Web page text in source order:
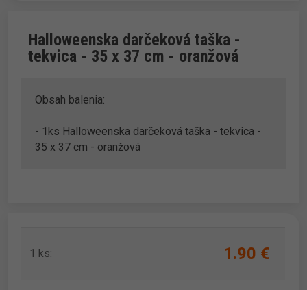
Halloweenska darčeková taška -
tekvica - 35 x 37 cm - oranžová
Obsah balenia:
- 1ks Halloweenska darčeková taška - tekvica -
35 x 37 cm - oranžová
1 ks: 1.90 ‎€